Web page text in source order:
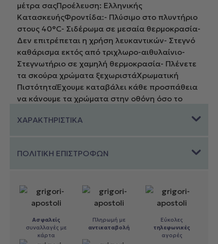
μέτρα σαςΠροέλευση: Ελληνικής
ΚατασκευήςΦροντίδα:- Πλύσιμο στο πλυντήριο
στους 40°C- Σιδέρωμα σε μεσαία θερμοκρασία-
Δεν επιτρέπεται η χρήση λευκαντικών- Στεγνό
καθάρισμα εκτός από τριχλωρο-αιθυλαίνιο-
Στεγνωτήριο σε χαμηλή θερμοκρασία- Πλένετε
τα σκούρα χρώματα ξεχωριστάΧρωματική
ΠιστότηταΈχουμε καταβάλει κάθε προσπάθεια
να κάνουμε τα χρώματα στην οθόνη όσο το
πραγματικότητα.Δυστυχώς δεν μπορούμε να
οθόνη ενδέχεται να διαφέρουν ανάλογα με τις
επικοινωνήσετε μαζί μας πριν προβείτε σε
αγορά προϊόντων.
ΧΑΡΑΚΤΗΡΙΣΤΙΚΑ
ΠΟΛΙΤΙΚΗ ΕΠΙΣΤΡΟΦΩΝ
Ασφαλείς
συναλλαγές με
κάρτα
Πληρωμή με
αντικαταβολή
Εύκολες
τηλεφωνικές
αγορές